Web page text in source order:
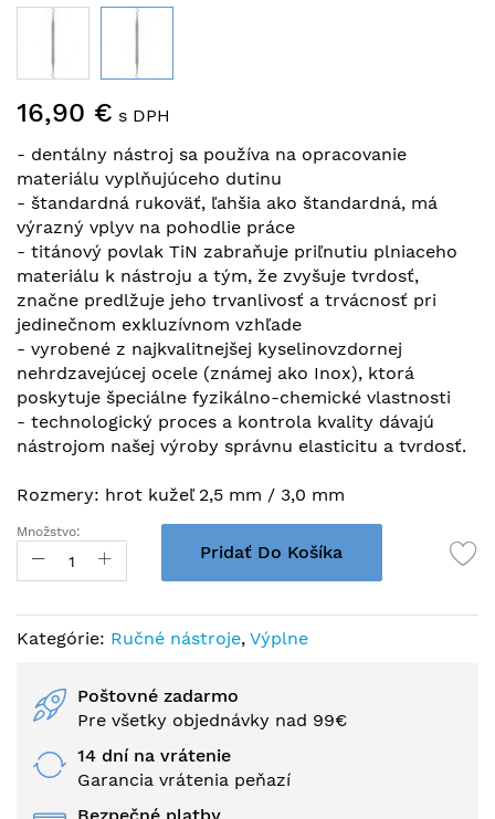
na
galérie
obrázkov
16,90 € s DPH
- dentálny nástroj sa používa na opracovanie
materiálu vyplňujúceho dutinu
- štandardná rukoväť, ľahšia ako štandardná, má
výrazný vplyv na pohodlie práce
- titánový povlak TiN zabraňuje priľnutiu plniaceho
materiálu k nástroju a tým, že zvyšuje tvrdosť,
značne predlžuje jeho trvanlivosť a trvácnosť pri
jedinečnom exkluzívnom vzhľade
- vyrobené z najkvalitnejšej kyselinovzdornej
nehrdzavejúcej ocele (známej ako Inox), ktorá
poskytuje špeciálne fyzikálno-chemické vlastnosti
- technologický proces a kontrola kvality dávajú
nástrojom našej výroby správnu elasticitu a tvrdosť.
Rozmery: hrot kužeľ 2,5 mm / 3,0 mm
Množstvo:
Pridať Do Košíka
Kategórie: Ručné nástroje, Výplne
Poštovné zadarmo
Pre všetky objednávky nad 99€
14 dní na vrátenie
Garancia vrátenia peňazí